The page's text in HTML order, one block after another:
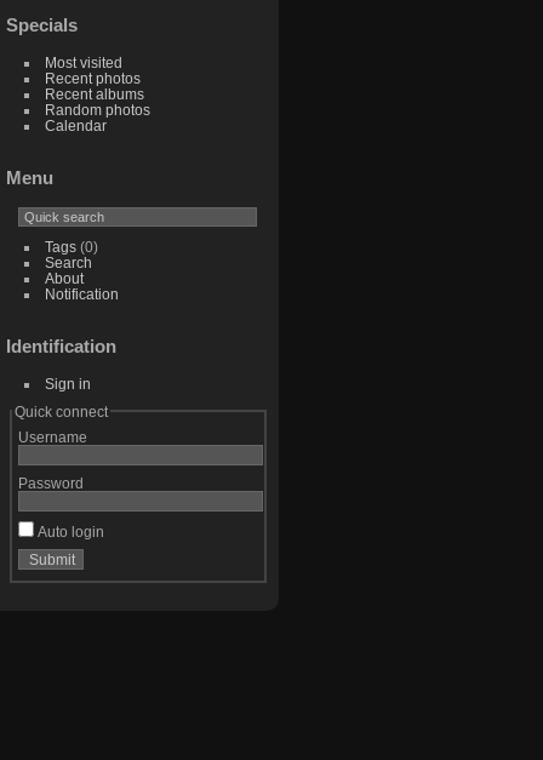
Specials
Most visited
Recent photos
Recent albums
Random photos
Calendar
Menu
Tags(0)
Search
About
Notification
Identification
Sign in
Quick connect
Username
Password
Auto login